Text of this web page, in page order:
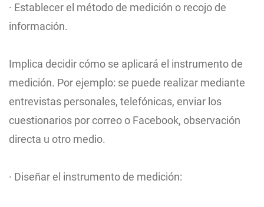
· Establecer el método de medición o recojo de
información.
Implica decidir cómo se aplicará el instrumento de
medición. Por ejemplo: se puede realizar mediante
entrevistas personales, telefónicas, enviar los
cuestionarios por correo o Facebook, observación
directa u otro medio.
· Diseñar el instrumento de medición: